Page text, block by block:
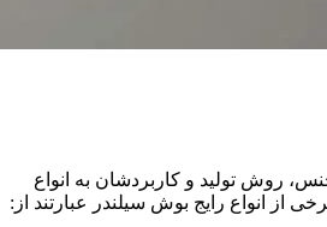
روش تولید و کاربردشان به انواع
از انواع رایج بوش سیلندر عبارتند از: